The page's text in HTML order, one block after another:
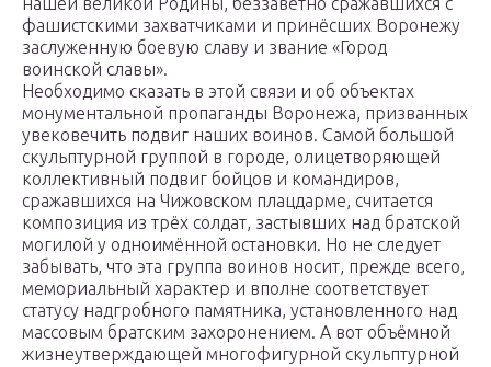
фашистскими захватчиками и принёсших Воронежу
заслуженную боевую славу и звание «Город
воинской славы».
Необходимо сказать в этой связи и об объектах
монументальной пропаганды Воронежа, призванных
увековечить подвиг наших воинов. Самой большой
скульптурной группой в городе, олицетворяющей
коллективный подвиг бойцов и командиров,
сражавшихся на Чижовском плацдарме, считается
композиция из трёх солдат, застывших над братской
могилой у одноимённой остановки. Но не следует
забывать, что эта группа воинов носит, прежде всего,
мемориальный характер и вполне соответствует
статусу надгробного памятника, установленного над
массовым братским захоронением. А вот объёмной
жизнеутверждающей многофигурной скульптурной